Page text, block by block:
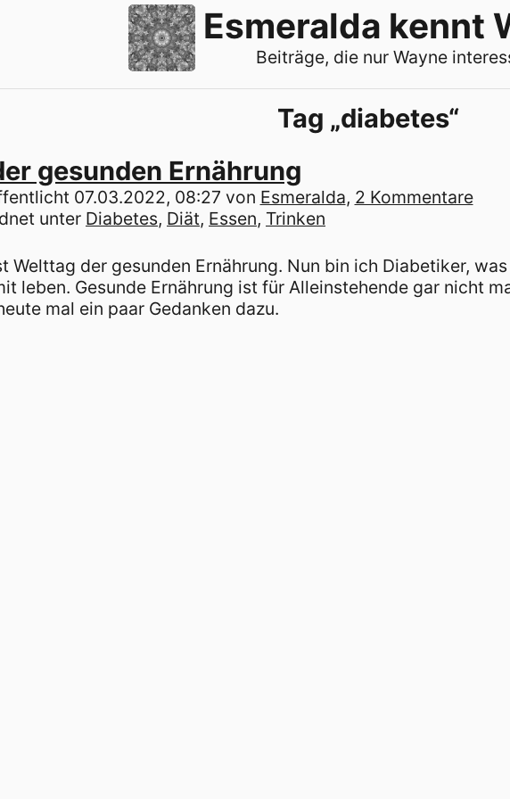
Esmeralda kennt
Beiträge, die nur Wayne
Tag „diabetes“
gesunden Ernährung
07.03.2022, 08:27 von Esmeralda, 2 Kommentare
unter Diabetes Diät Essen Trinken
Welttag der gesunden Ernährung. Nun bin ich Diabetiker,
leben. Gesunde Ernährung ist für Alleinstehende gar nicht
mal ein paar Gedanken dazu.